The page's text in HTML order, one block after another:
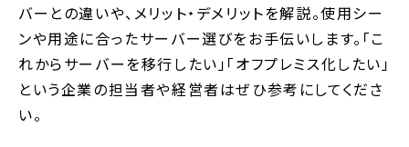
バーとの違いや、メリット・デメリットを解説。使用シー
ンや用途に合ったサーバー選びをお手伝いします。「こ
れからサーバーを移行したい」「オフプレミス化したい」
という企業の担当者や経営者はぜひ参考にしてくださ
い。